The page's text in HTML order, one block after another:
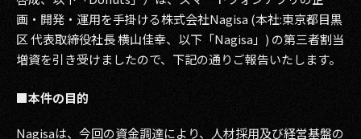
美少女図鑑
イベント
CONTACT
画・開発・運用を手掛ける株式会社Nagisa (本社:東京都目黒
区 代表取締役社長 横山佳幸、以下「Nagisa」) の第三者割当
増資を引き受けましたので、下記の通りご報告いたします。
■本件の目的
Nagisaは、今回の資金調達により、人材採用及び経営基盤の